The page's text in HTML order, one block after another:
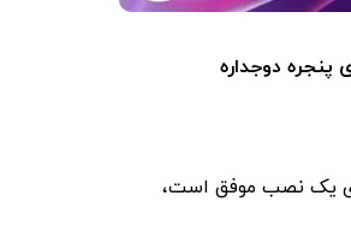
پنجره دوجداره
یک نصب موفق است،